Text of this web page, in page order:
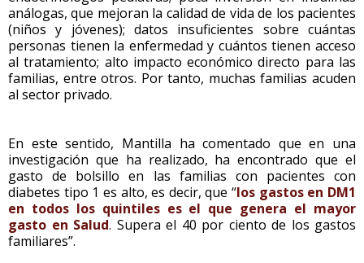
análogas, que mejoran la calidad de vida de los pacientes
(niños y jóvenes); datos insuficientes sobre cuántas
personas tienen la enfermedad y cuántos tienen acceso
al tratamiento; alto impacto económico directo para las
familias, entre otros. Por tanto, muchas familias acuden
al sector privado.
En este sentido, Mantilla ha comentado que en una
investigación que ha realizado, ha encontrado que el
gasto de bolsillo en las familias con pacientes con
diabetes tipo 1 es alto, es decir, que “los gastos en DM1
en todos los quintiles es el que genera el mayor
gasto en Salud. Supera el 40 por ciento de los gastos
familiares”.